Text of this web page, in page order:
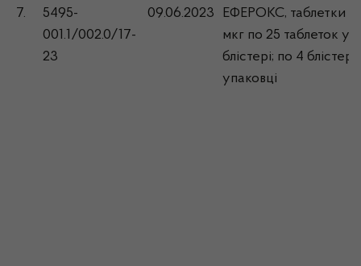
7.
5495-
001.1/002.0/17-
23
09.06.2023
ЕФЕРОКС, таблетки
мкг по 25 таблеток у
блістері; по 4
упаковці